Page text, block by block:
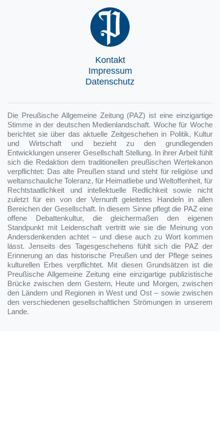
Kontakt
Impressum
Datenschutz
Die Preußische Allgemeine Zeitung (PAZ) ist eine einzigartige
Stimme in der deutschen Medienlandschaft. Woche für Woche
berichtet sie über das aktuelle Zeitgeschehen in Politik, Kultur
und Wirtschaft und bezieht zu den grundlegenden
Entwicklungen unserer Gesellschaft Stellung. In ihrer Arbeit fühlt
sich die Redaktion dem traditionellen preußischen Wertekanon
verpflichtet: Das alte Preußen stand und steht für religiöse und
weltanschauliche Toleranz, für Heimatliebe und Weltoffenheit, für
Rechtstaatlichkeit und intellektuelle Redlichkeit sowie nicht
zuletzt für ein von der Vernunft geleitetes Handeln in allen
Bereichen der Gesellschaft. In diesem Sinne pflegt die PAZ eine
offene Debattenkultur, die gleichermaßen den eigenen
Standpunkt mit Leidenschaft vertritt wie sie die Meinung von
Andersdenkenden achtet – und diese auch zu Wort kommen
lässt. Jenseits des Tagesgeschehens fühlt sich die PAZ der
Erinnerung an das historische Preußen und der Pflege seines
kulturellen Erbes verpflichtet. Mit diesen Grundsätzen ist die
Preußische Allgemeine Zeitung eine einzigartige publizistische
Brücke zwischen dem Gestern, Heute und Morgen, zwischen
den Ländern und Regionen in West und Ost – sowie zwischen
den verschiedenen gesellschaftlichen Strömungen in unserem
Lande.